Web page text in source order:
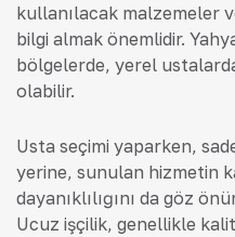
kullanılacak malzemeler
bilgi almak önemlidir.
bölgelerde, yerel
olabilir.
Usta seçimi yaparken,
yerine, sunulan hizmetin
dayanıklılığını da göz
Ucuz işçilik, genellikle